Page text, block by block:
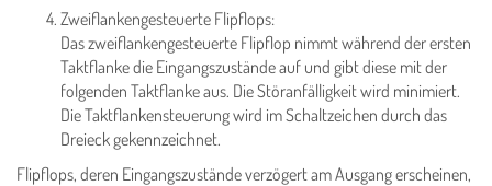
Zweiflankengesteuerte Flipflops:
Das zweiflankengesteuerte Flipflop nimmt während der ersten
Taktflanke die Eingangszustände auf und gibt diese mit der
folgenden Taktflanke aus. Die Störanfälligkeit wird minimiert.
Die Taktflankensteuerung wird im Schaltzeichen durch das
Dreieck gekennzeichnet.
Flipflops, deren Eingangszustände verzögert am Ausgang erscheinen,